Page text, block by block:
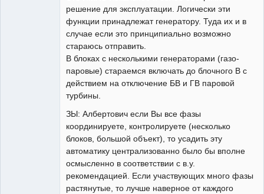
решение для эксплуатации. Логически эти
функции принадлежат генератору. Туда их и в
случае если это принципиально возможно
стараюсь отправить.
В блоках с несколькими генераторами (газо-
паровые) стараемся включать до блочного В с
действием на отключение БВ и ГВ паровой
турбины.
ЗЫ: Албертович если Вы все фазы
координируете, контролируете (несколько
блоков, большой объект), то усадить эту
автоматику централизованно было бы вполне
осмысленно в соответствии с в.у.
рекомендацией. Если участвующих много фазы
растянутые, то лучше наверное от каждого